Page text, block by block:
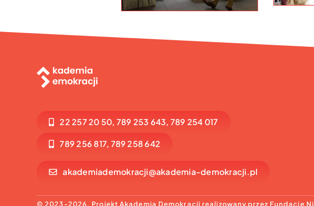
22 257 20 50, 789 253 643, 789 254 017
789 256 817, 789 258 642
akademiademokracji@akademia-demokracji.pl
© 2023-2026. Projekt Akademia Demokracji realizowany przez Fundacje